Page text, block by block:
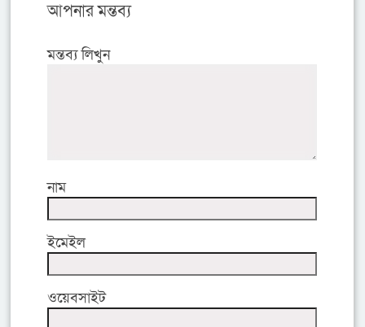
আপনার মন্তব্য
মন্তব্য লিখুন
নাম
ইমেইল
ওয়েবসাইট